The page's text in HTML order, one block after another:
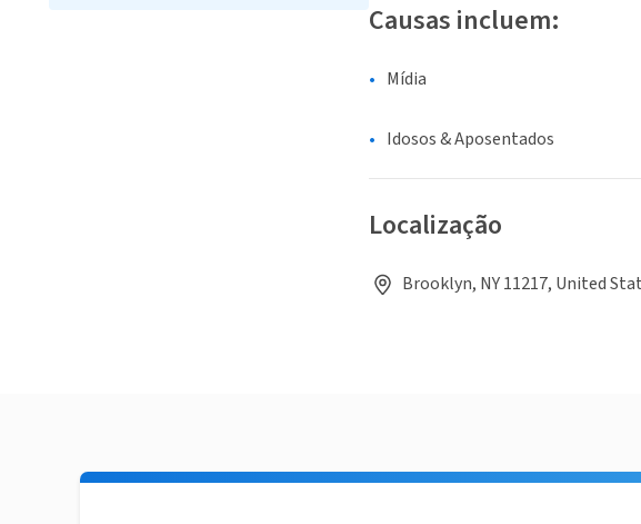
Causas incluem:
Mídia
Idosos & Aposentados
Localização
Brooklyn, NY 11217, United